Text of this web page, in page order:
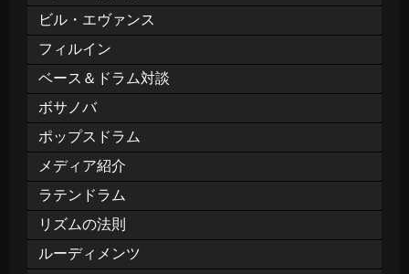
ビル・エヴァンス
フィルイン
ベース＆ドラム対談
ボサノバ
ポップスドラム
メディア紹介
ラテンドラム
リズムの法則
ルーディメンツ